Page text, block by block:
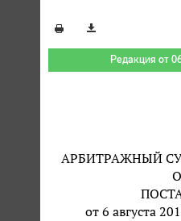
Редакция от
АРБИТРАЖНЫЙ
от 6 августа